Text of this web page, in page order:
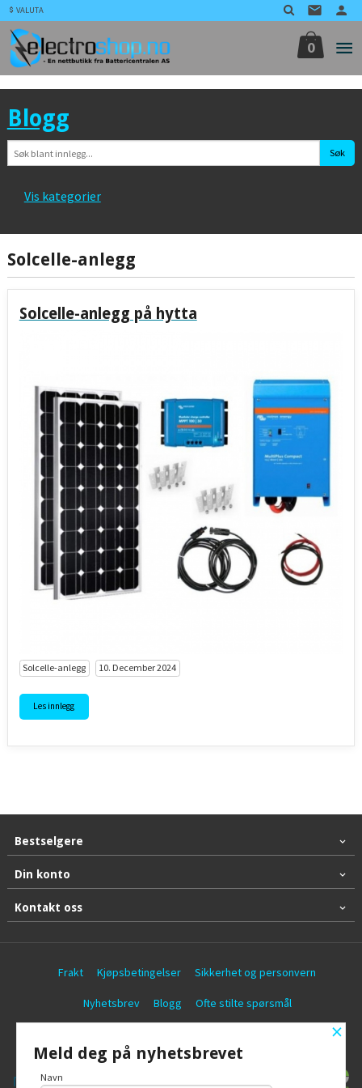
Gå
til
innholdet
VALUTA
0
Blogg
Vis kategorier
Aircondition Gass
Gaggia
Solcelle-anlegg
Batterier
Solcelle-anlegg
Solcelle-anlegg på hytta
Solcelle-anlegg 10. December 2024
Les innlegg
Bestselgere
Din konto
Kontakt oss
Frakt Kjøpsbetingelser Sikkerhet og personvern
Nyhetsbrev Blogg Ofte stilte spørsmål
×
Meld deg på nyhetsbrevet
Navn